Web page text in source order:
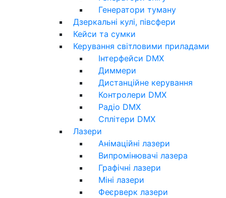
Генератори туману
Дзеркальні кулі, півсфери
Кейси та сумки
Керування світловими приладами
Інтерфейси DMX
Диммери
Дистанційне керування
Контролери DMX
Радіо DMX
Сплітери DMX
Лазери
Анімаційні лазери
Випромінювачі лазера
Графічні лазери
Міні лазери
Феєрверк лазери